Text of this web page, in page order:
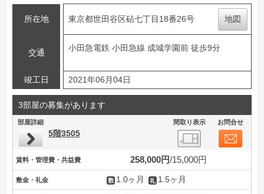
所在地 東京都世田谷区砧七丁目18番26号 地図
交通
小田急電鉄 小田急線 成城学園前 徒歩9分
竣工日 2021年06月04日
3部屋の募集があります
部屋詳細 間取り表示 お問合せ
5階3505
賃料・管理費・共益費 258,000円 15,000円
敷金・礼金 1.0ヶ月 1.5ヶ月